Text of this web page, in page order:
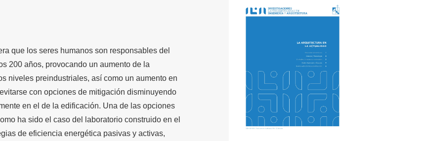
que los seres humanos son responsables del
200 años, provocando un aumento de la
niveles preindustriales, así como un aumento en
con opciones de mitigación disminuyendo
en el de la edificación. Una de las opciones
ha sido el caso del laboratorio construido en el
de eficiencia energética pasivas y activas,